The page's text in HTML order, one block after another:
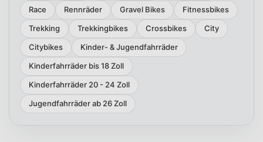
Race
Rennräder Gravel Bikes
Fitnessbikes
Trekking
Trekkingbikes Crossbikes
City
Citybikes
Kinder- & Jugendfahrräder
Kinderfahrräder bis 18 Zoll
Kinderfahrräder 20 - 24 Zoll
Jugendfahrräder ab 26 Zoll